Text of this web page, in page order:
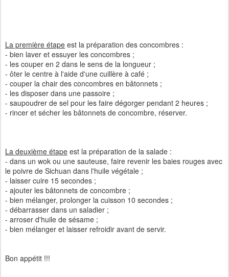
La première étape est la préparation des concombres :
- bien laver et essuyer les concombres ;
- les couper en 2 dans le sens de la longueur ;
- ôter le centre à l'aide d'une cuillère à café ;
- couper la chair des concombres en bâtonnets ;
- les disposer dans une passoire ;
- saupoudrer de sel pour les faire dégorger pendant 2 heures ;
- rincer et sécher les bâtonnets de concombre, réserver.
La deuxième étape est la préparation de la salade :
- dans un wok ou une sauteuse, faire revenir les baies rouges avec
le poivre de Sichuan dans l'huile végétale ;
- laisser cuire 15 secondes ;
- ajouter les bâtonnets de concombre ;
- bien mélanger, prolonger la cuisson 10 secondes ;
- débarrasser dans un saladier ;
- arroser d'huile de sésame ;
- bien mélanger et laisser refroidir avant de servir.
Bon appétit !!!